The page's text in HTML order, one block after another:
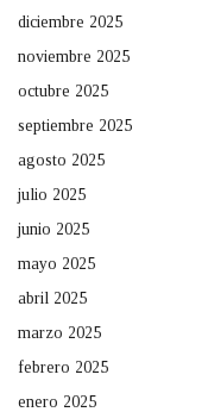
diciembre 2025
noviembre 2025
octubre 2025
septiembre 2025
agosto 2025
julio 2025
junio 2025
mayo 2025
abril 2025
marzo 2025
febrero 2025
enero 2025